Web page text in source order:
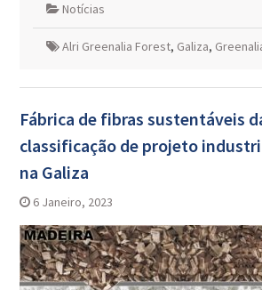
Notícias
Alri Greenalia Forest, Galiza,
Fábrica de fibras sustentáveis
classificação de projeto
na Galiza
6 Janeiro, 2023